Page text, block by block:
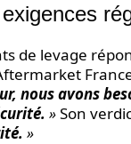
de levage
nous avons
»Son
»